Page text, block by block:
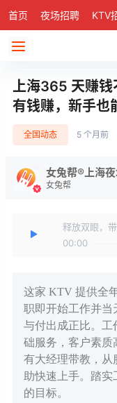
首页 夜场招聘 KTV
上海365 天赚钱
有钱赚，新手也
全国动态 5 个月前
女兔帮®上海
女兔帮
释放双眼，
00:00
这家 KTV 提供全
职即开始工作并当
与付出成正比。工
础服务，客户素质
有大经理带教，从
助快速上手。踏
的目标。